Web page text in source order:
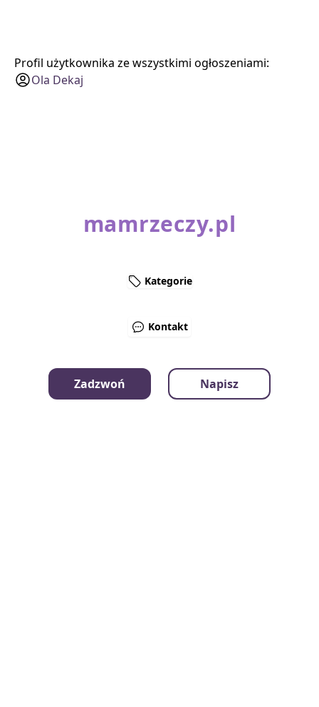
Profil użytkownika ze wszystkimi ogłoszeniami:
Ola Dekaj
Zadzwoń Napisz
mamrzeczy.pl
Kategorie
Kontakt
Instrukcje - Jak to działa?